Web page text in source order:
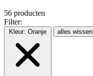
56 producten
Filter:
Kleur: Oranje alles wissen